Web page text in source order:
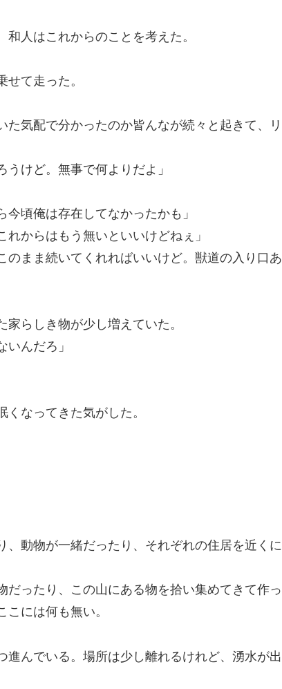
人はこれからのことを考えた。
て走った。
気配で分かったのか皆んなが続々と起きて、リ
うけど。無事で何よりだよ」
今頃俺は存在してなかったかも」
れからはもう無いといいけどねぇ」
のまま続いてくれればいいけど。獣道の入り口あ
らしき物が少し増えていた。
いんだろ」
なってきた気がした。
動物が一緒だったり、それぞれの住居を近くに
ったり、この山にある物を拾い集めてきて作っ
には何も無い。
んでいる。場所は少し離れるけれど、湧水が出